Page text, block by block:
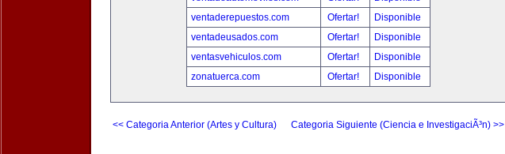
ventaderepuestos.com
Ofertar!
Disponible
ventadeusados.com
Ofertar!
Disponible
ventasvehiculos.com
Ofertar!
Disponible
zonatuerca.com
Ofertar! Disponible
<< Categoria Anterior (Artes y Cultura) Categoria Siguiente (Ciencia e InvestigaciÃ³n) >>